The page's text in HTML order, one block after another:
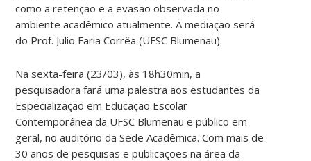
como a retenção e a evasão observada no
ambiente acadêmico atualmente. A mediação será
do Prof. Julio Faria Corrêa (UFSC Blumenau).
Na sexta-feira (23/03), às 18h30min, a
pesquisadora fará uma palestra aos estudantes da
Especialização em Educação Escolar
Contemporânea da UFSC Blumenau e público em
geral, no auditório da Sede Acadêmica. Com mais de
30 anos de pesquisas e publicações na área da